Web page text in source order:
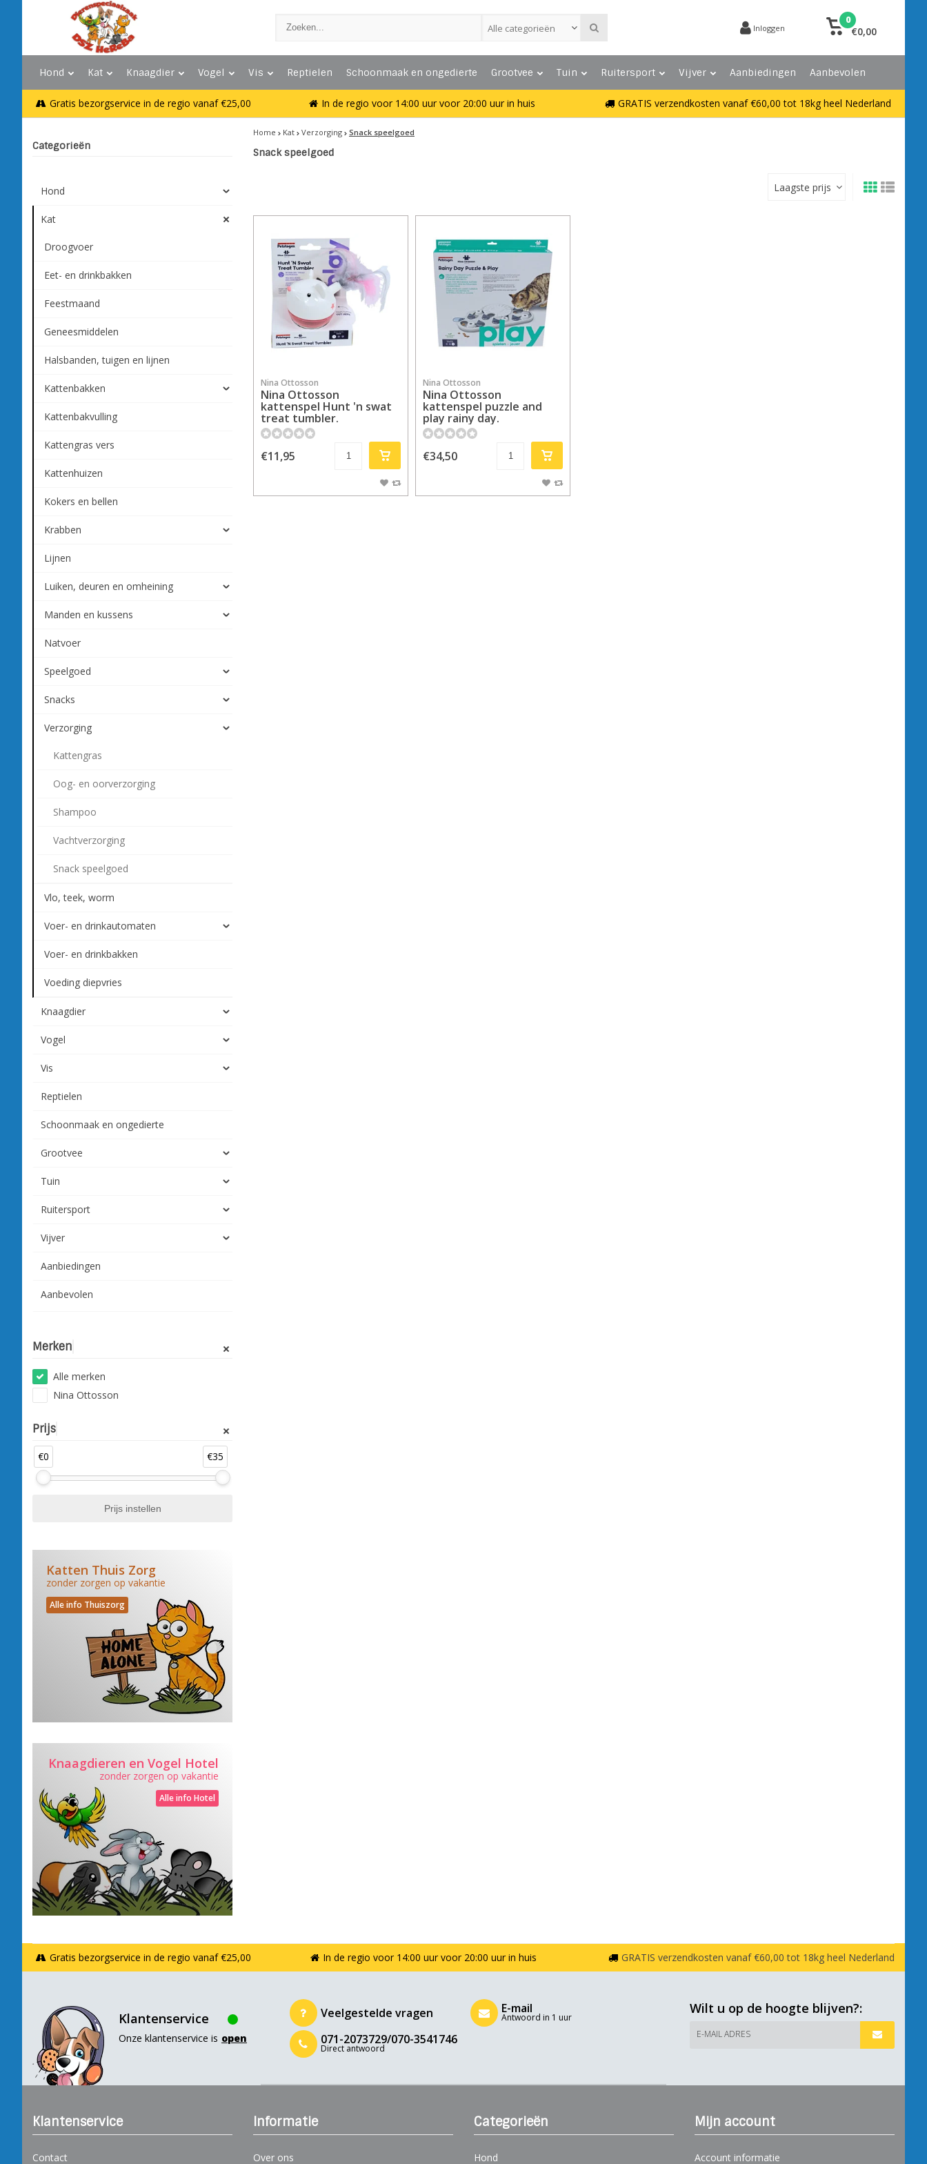
Alle categorieën Inloggen
0
€0,00
Hond Kat Knaagdier Vogel Vis Reptielen Schoonmaak en ongedierte Grootvee Tuin Ruitersport Vijver Aanbiedingen Aanbevolen
Gratis bezorgservice in de regio vanaf €25,00 In de regio voor 14:00 uur voor 20:00 uur in huis GRATIS verzendkosten vanaf €60,00 tot 18kg heel Nederland
Categorieën
Hond
Kat
Droogvoer
Eet- en drinkbakken
Feestmaand
Geneesmiddelen
Halsbanden, tuigen en lijnen
Kattenbakken
Kattenbakvulling
Kattengras vers
Kattenhuizen
Kokers en bellen
Krabben
Lijnen
Luiken, deuren en omheining
Manden en kussens
Natvoer
Speelgoed
Snacks
Verzorging
Kattengras
Oog- en oorverzorging
Shampoo
Vachtverzorging
Snack speelgoed
Vlo, teek, worm
Voer- en drinkautomaten
Voer- en drinkbakken
Voeding diepvries
Knaagdier
Vogel
Vis
Reptielen
Schoonmaak en ongedierte
Grootvee
Tuin
Ruitersport
Vijver
Aanbiedingen
Aanbevolen
Merken
Alle merken
Nina Ottosson
Prijs
€0 €35
Katten Thuis Zorg
zonder zorgen op vakantie
Alle info Thuiszorg
Knaagdieren en Vogel Hotel
zonder zorgen op vakantie
Alle info Hotel
Home Kat Verzorging Snack speelgoed
Snack speelgoed
Laagste prijs
Nina Ottosson
Nina Ottosson
kattenspel Hunt 'n swat
treat tumbler.
€11,95
Nina Ottosson
Nina Ottosson
kattenspel puzzle and
play rainy day.
€34,50
Gratis bezorgservice in de regio vanaf €25,00 In de regio voor 14:00 uur voor 20:00 uur in huis GRATIS verzendkosten vanaf €60,00 tot 18kg heel Nederland
Klantenservice
Onze klantenservice is open
Veelgestelde vragen
071-2073729/070-3541746
Direct antwoord
E-mail
Antwoord in 1 uur
Wilt u op de hoogte blijven?:
E-MAIL ADRES
Klantenservice
Contact
Informatie
Over ons
Categorieën
Hond
Mijn account
Account informatie